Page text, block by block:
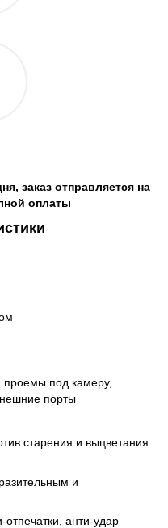
заказ отправляется на
оплаты
проемы под камеру,
порты
старения и выцветания
и
отпечатки, анти-удар